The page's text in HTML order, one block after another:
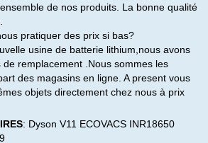
de nos produits. La bonne qualité
pratiquer des prix si bas?
usine de batterie lithium,nous avons
remplacement .Nous sommes les
des magasins en ligne. A present vous
objets directement chez nous à prix
: Dyson V11 ECOVACS INR18650